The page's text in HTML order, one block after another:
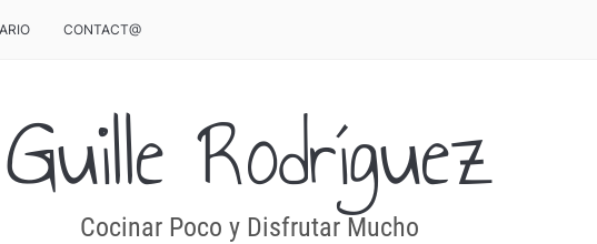
CONTACT@
Guille Rodríguez
Cocinar Poco y Disfrutar Mucho